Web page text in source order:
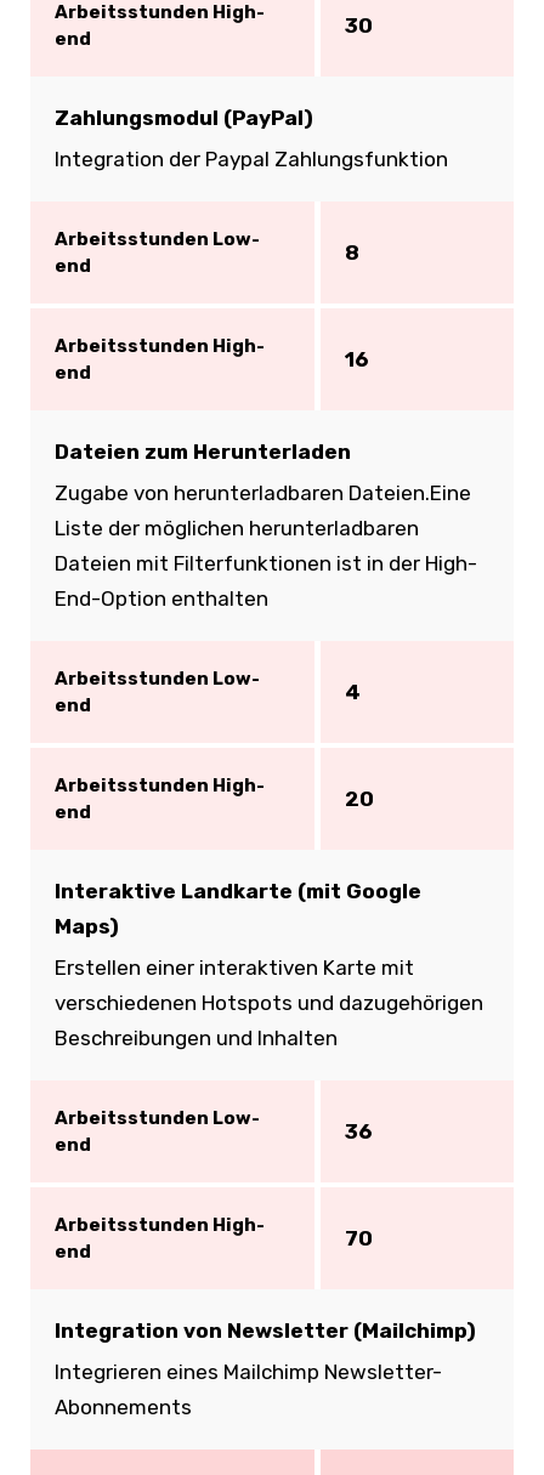
Arbeitsstunden High-
end
30
Zahlungsmodul (PayPal)
Integration der Paypal Zahlungsfunktion
Arbeitsstunden Low-
end
8
Arbeitsstunden High-
end
16
Dateien zum Herunterladen
Zugabe von herunterladbaren Dateien.Eine
Liste der möglichen herunterladbaren
Dateien mit Filterfunktionen ist in der High-
End-Option enthalten
Arbeitsstunden Low-
end
4
Arbeitsstunden High-
end
20
Interaktive Landkarte (mit Google
Maps)
Erstellen einer interaktiven Karte mit
verschiedenen Hotspots und dazugehörigen
Beschreibungen und Inhalten
Arbeitsstunden Low-
end
36
Arbeitsstunden High-
end
70
Integration von Newsletter (Mailchimp)
Integrieren eines Mailchimp Newsletter-
Abonnements